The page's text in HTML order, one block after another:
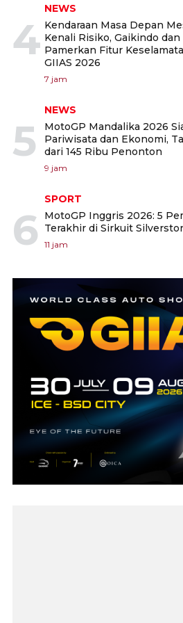
4
NEWS
Kendaraan Masa Depan
Kenali Risiko, Gaikindo
Pamerkan Fitur
GIIAS 2026
7 jam
5
NEWS
MotoGP Mandalika 2026
Pariwisata dan Ekonomi,
dari 145 Ribu Penonton
9 jam
6
SPORT
MotoGP Inggris 2026: 5
Terakhir di Sirkuit
11 jam